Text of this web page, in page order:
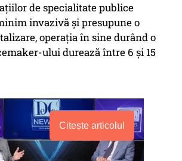
de specialitate publice
invazivă și presupune o
operația în sine durând o
ului durează între 6 și 15
Citește articolul